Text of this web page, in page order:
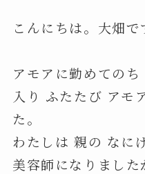
こんにちは。大畑
アモアに勤めての
入り ふたたび アモ
た。
わたしは 親の なに
美容師になりまし